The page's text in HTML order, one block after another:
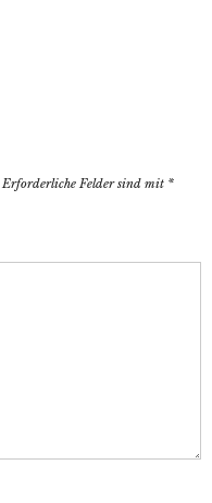
Erforderliche Felder sind mit *